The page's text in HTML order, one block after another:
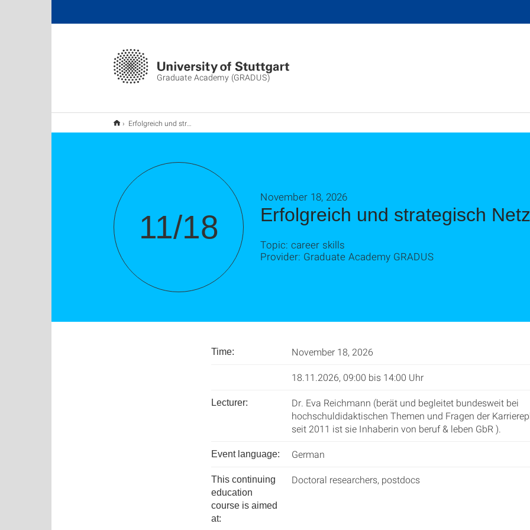
Graduate Academy (GRADUS)
Erfolgreich und strategisch Netzwerken
11/18 Erfolgreich und strategisch
November 18, 2026
Topic: career skills
Provider: Graduate Academy GRADUS
Time: November 18, 2026
18.11.2026, 09:00 bis 14:00 Uhr
Lecturer:
Dr. Eva Reichmann (berät und begleitet bundesweit bei
hochschuldidaktischen Themen und Fragen der
seit 2011 ist sie Inhaberin von beruf & leben GbR ).
Event language: German
This continuing
education
course is aimed
at:
Doctoral researchers, postdocs